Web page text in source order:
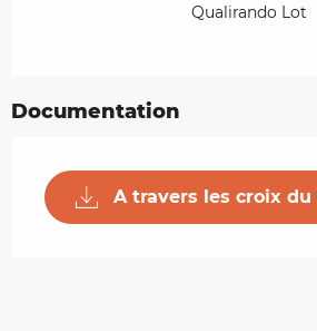
Qualirando Lot
Documentation
A travers les croix du